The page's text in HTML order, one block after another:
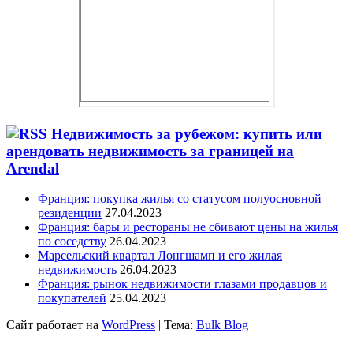
Недвижимость за рубежом: купить или
арендовать недвижимость за границей на
Arendal
Франция: покупка жилья со статусом полуосновной
резиденции 27.04.2023
Франция: бары и рестораны не сбивают цены на жилья
по соседству 26.04.2023
Марсельский квартал Лонгшамп и его жилая
недвижимость 26.04.2023
Франция: рынок недвижимости глазами продавцов и
покупателей 25.04.2023
Сайт работает на WordPress | Тема: Bulk Blog